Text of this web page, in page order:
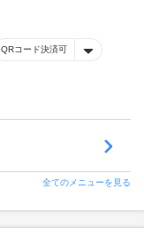
QRコード決済可
全てのメニューを見る